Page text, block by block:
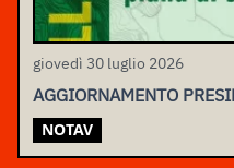
giovedì 30 luglio 2026
AGGIORNAMENTO
NOTAV